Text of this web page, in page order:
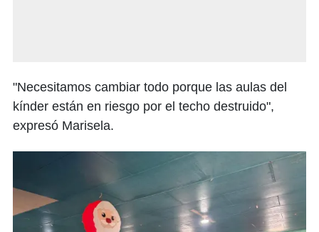
"Necesitamos cambiar todo porque las aulas del
kínder están en riesgo por el techo destruido",
expresó Marisela.